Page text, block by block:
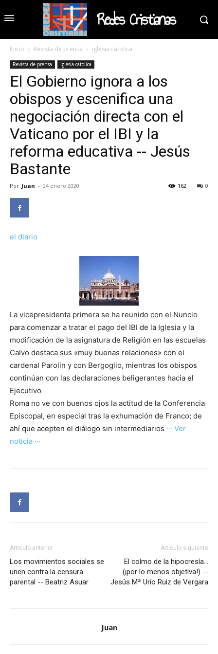
Redes Cristianas
Inicio Revista de prensa iglesia catolica
Revista de prensa iglesia catolica
El Gobierno ignora a los
obispos y escenifica una
negociación directa con el
Vaticano por el IBI y la
reforma educativa -- Jesús
Bastante
Por Juan - 24 enero 2020 0
162
el diario
La vicepresidenta primera se ha reunido con el Nuncio
para comenzar a tratar el pago del IBI de la Iglesia y la
modificación de la asignatura de Religión en las escuelas
Calvo destaca sus «muy buenas relaciones» con el
cardenal Parolin y con Bergoglio, mientras los obispos
continúan con las declaraciones beligerantes hacia el
Ejecutivo
Roma no ve con buenos ojos la actitud de la Conferencia
Episcopal, en especial tras la exhumación de Franco; de
ahí que acepten el diálogo sin intermediarios ··· Ver
noticia ···
Artículo anterior
Los movimientos sociales se
unen contra la censura
parental -- Beatriz Asuar
Artículo siguiente
El colmo de la hipocresía…
(¡por lo menos objetiva!) --
Jesús Mª Urío Ruiz de Vergara
Juan